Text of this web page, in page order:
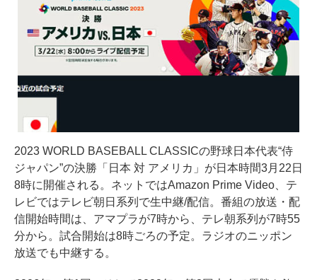
2023 WORLD BASEBALL CLASSICの野球日本代表“侍
ジャパン”の決勝「日本 対 アメリカ」が日本時間3月22日
8時に開催される。ネットではAmazon Prime Video、テ
レビではテレビ朝日系列で生中継/配信。番組の放送・配
信開始時間は、アマプラが7時から、テレ朝系列が7時55
分から。試合開始は8時ごろの予定。ラジオのニッポン
放送でも中継する。